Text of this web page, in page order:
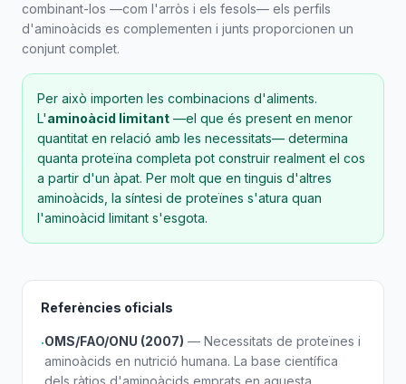
combinant-los —com l'arròs i els fesols— els perfils
d'aminoàcids es complementen i junts proporcionen un
conjunt complet.
Per això importen les combinacions d'aliments.
L'aminoàcid limitant —el que és present en menor
quantitat en relació amb les necessitats— determina
quanta proteïna completa pot construir realment el cos
a partir d'un àpat. Per molt que en tinguis d'altres
aminoàcids, la síntesi de proteïnes s'atura quan
l'aminoàcid limitant s'esgota.
Referències oficials
·OMS/FAO/ONU (2007) — Necessitats de proteïnes i
aminoàcids en nutrició humana. La base científica
dels ràtios d'aminoàcids emprats en aquesta